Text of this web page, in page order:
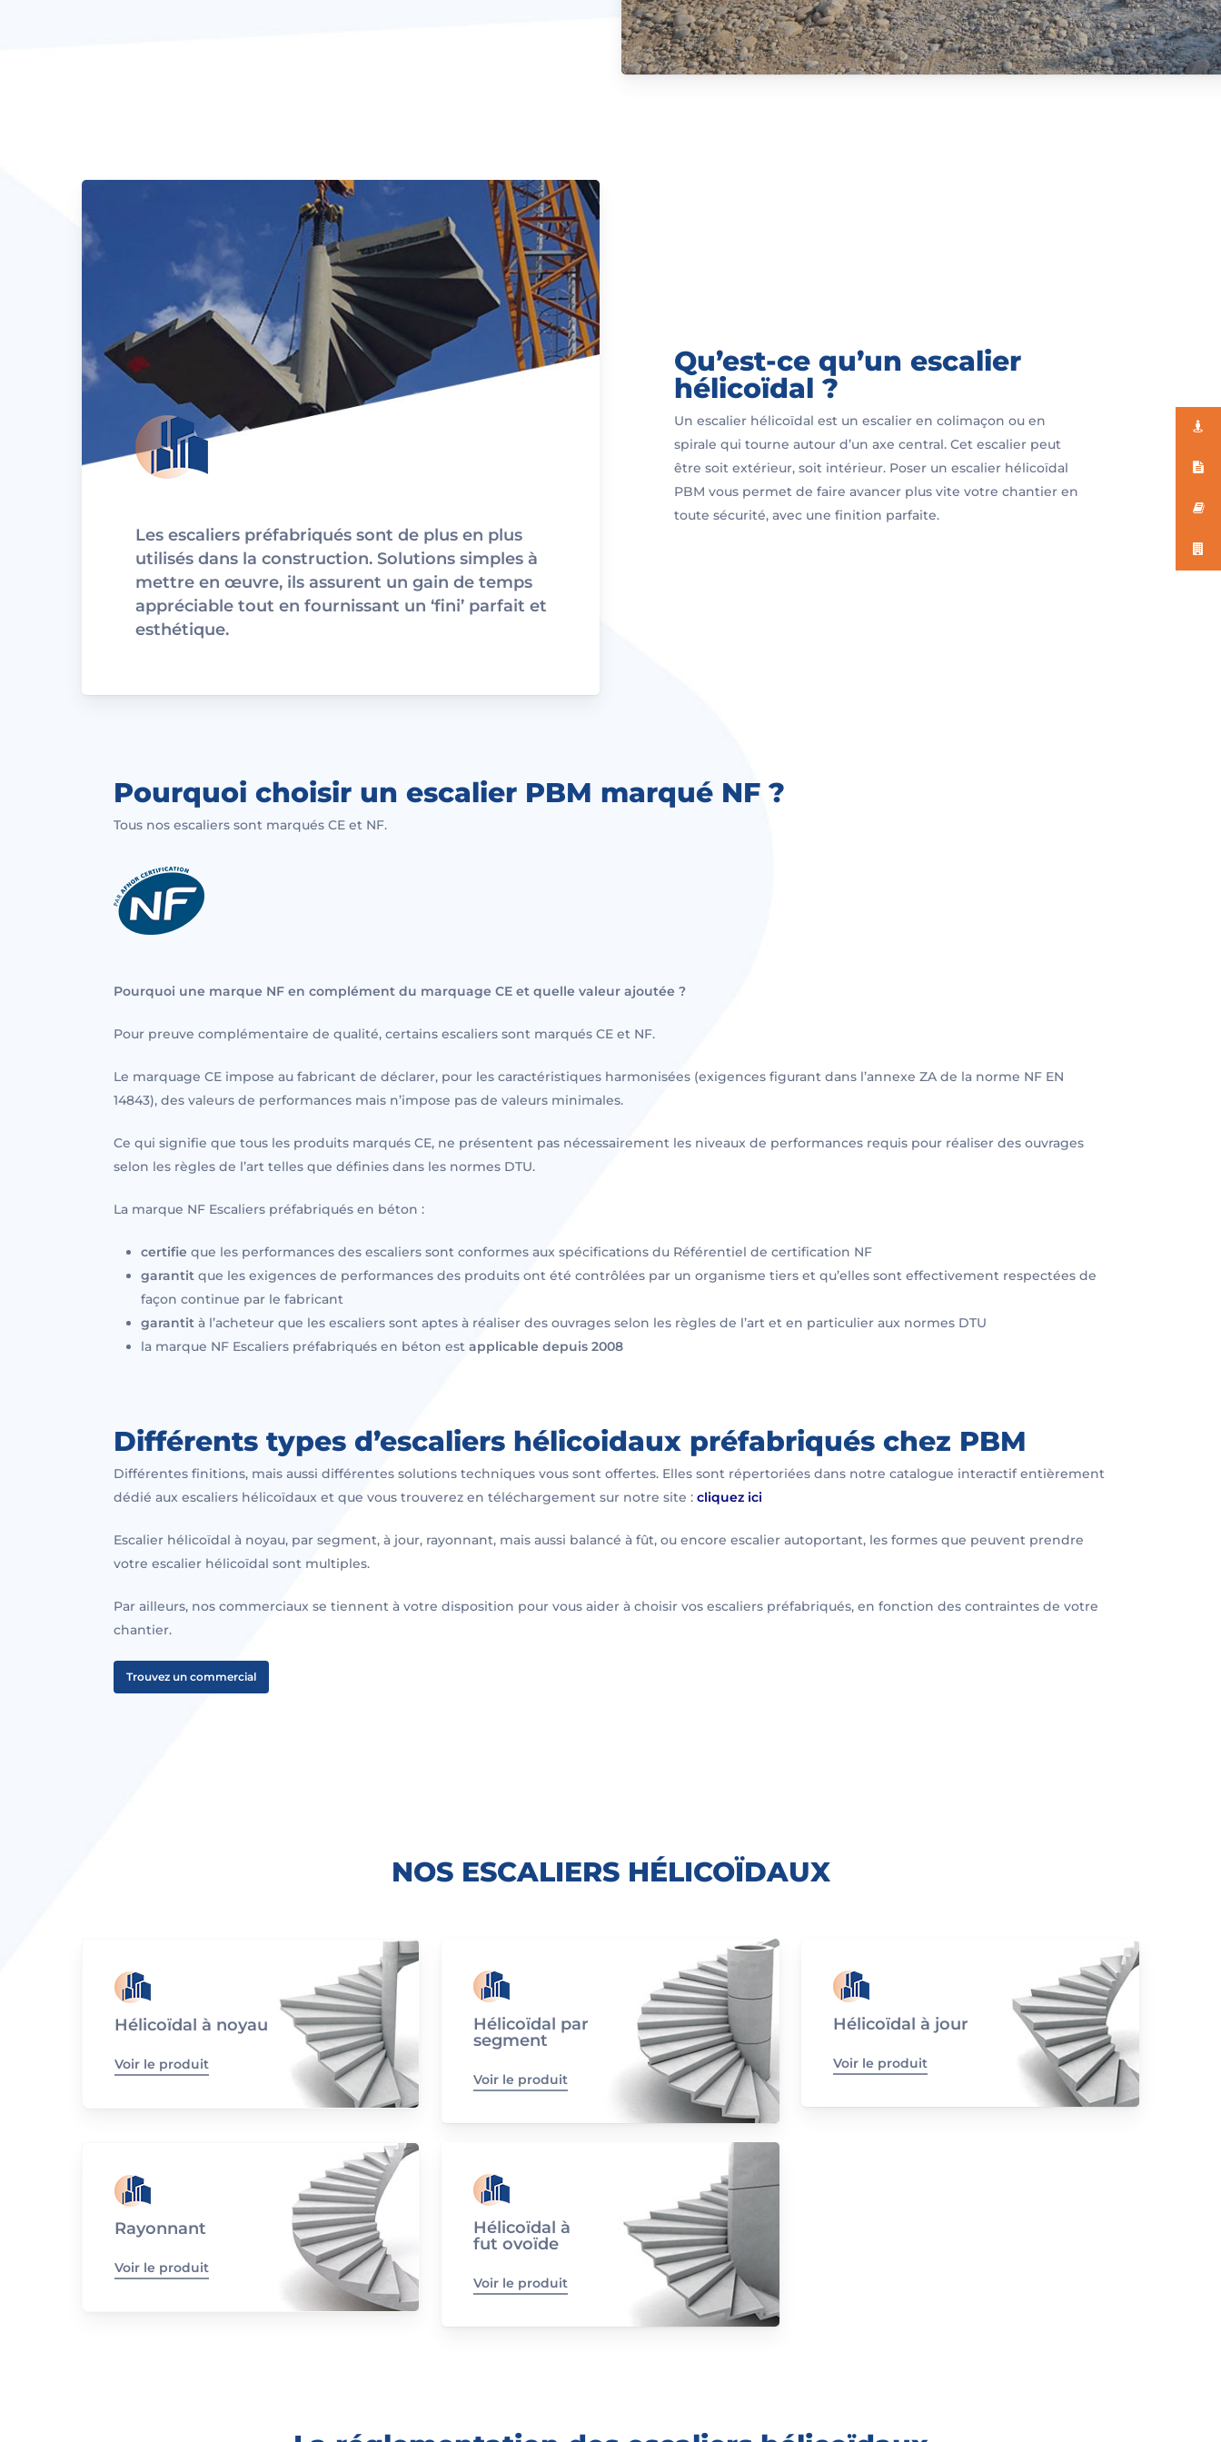
Les escaliers préfabriqués sont de plus en plus
utilisés dans la construction. Solutions simples à
mettre en œuvre, ils assurent un gain de temps
appréciable tout en fournissant un ‘fini’ parfait et
esthétique.
Qu’est-ce qu’un escalier
hélicoïdal ?
Un escalier hélicoïdal est un escalier en colimaçon ou en
spirale qui tourne autour d’un axe central. Cet escalier peut
être soit extérieur, soit intérieur. Poser un escalier hélicoïdal
PBM vous permet de faire avancer plus vite votre chantier en
toute sécurité, avec une finition parfaite.
Pourquoi choisir un escalier PBM marqué NF ?
Tous nos escaliers sont marqués CE et NF.
Pourquoi une marque NF en complément du marquage CE et quelle valeur ajoutée ?
Pour preuve complémentaire de qualité, certains escaliers sont marqués CE et NF.
Le marquage CE impose au fabricant de déclarer, pour les caractéristiques harmonisées (exigences figurant dans l’annexe ZA de la norme NF EN
14843), des valeurs de performances mais n’impose pas de valeurs minimales.
Ce qui signifie que tous les produits marqués CE, ne présentent pas nécessairement les niveaux de performances requis pour réaliser des ouvrages
selon les règles de l’art telles que définies dans les normes DTU.
La marque NF Escaliers préfabriqués en béton :
certifie que les performances des escaliers sont conformes aux spécifications du Référentiel de certification NF
garantit que les exigences de performances des produits ont été contrôlées par un organisme tiers et qu’elles sont effectivement respectées de
façon continue par le fabricant
garantit à l’acheteur que les escaliers sont aptes à réaliser des ouvrages selon les règles de l’art et en particulier aux normes DTU
la marque NF Escaliers préfabriqués en béton estapplicable depuis 2008
Différents types d’escaliers hélicoidaux préfabriqués chez PBM
Différentes finitions, mais aussi différentes solutions techniques vous sont offertes. Elles sont répertoriées dans notre catalogue interactif entièrement
dédié aux escaliers hélicoïdaux et que vous trouverez en téléchargement sur notre site : cliquez ici
Escalier hélicoïdal à noyau, par segment, à jour, rayonnant, mais aussi balancé à fût, ou encore escalier autoportant, les formes que peuvent prendre
votre escalier hélicoïdal sont multiples.
Par ailleurs, nos commerciaux se tiennent à votre disposition pour vous aider à choisir vos escaliers préfabriqués, en fonction des contraintes de votre
chantier.
Trouvez un commercial
NOS ESCALIERS HÉLICOÏDAUX
Hélicoïdal à noyau
Voir le produit
Hélicoïdal par
segment
Voir le produit
Hélicoïdal à jour
Voir le produit
Rayonnant
Voir le produit
Hélicoïdal à
fut ovoïde
Voir le produit